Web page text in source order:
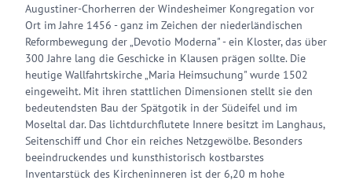
Augustiner-Chorherren der Windesheimer Kongregation vor
Ort im Jahre 1456 - ganz im Zeichen der niederländischen
Reformbewegung der „Devotio Moderna" - ein Kloster, das über
300 Jahre lang die Geschicke in Klausen prägen sollte. Die
heutige Wallfahrtskirche „Maria Heimsuchung" wurde 1502
eingeweiht. Mit ihren stattlichen Dimensionen stellt sie den
bedeutendsten Bau der Spätgotik in der Südeifel und im
Moseltal dar. Das lichtdurchflutete Innere besitzt im Langhaus,
Seitenschiff und Chor ein reiches Netzgewölbe. Besonders
beeindruckendes und kunsthistorisch kostbarstes
Inventarstück des Kircheninneren ist der 6,20 m hohe